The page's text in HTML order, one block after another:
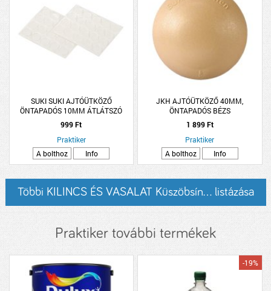
SUKI SUKI AJTÓÜTKÖZŐ
ÖNTAPADÓS 10MM ÁTLÁTSZÓ
40DB/CSOMAG
999 Ft
Praktiker
A bolthoz
Info
JKH AJTÓÜTKÖZŐ 40MM,
ÖNTAPADÓS BÉZS
1 899 Ft
Praktiker
A bolthoz
Info
Többi KILINCS ÉS VASALAT Küszöbsín... listázása
Praktiker további termékek
-19%